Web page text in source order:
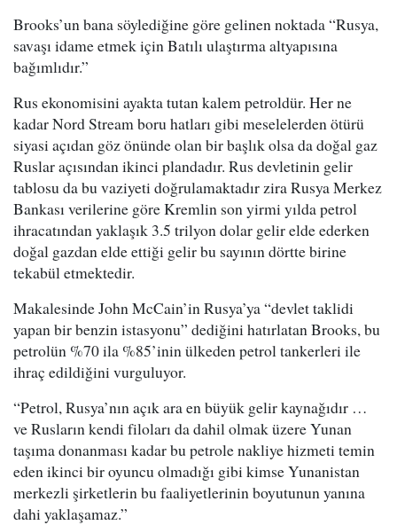
Brooks’un bana söylediğine göre gelinen noktada “Rusya,
savaşı idame etmek için Batılı ulaştırma altyapısına
bağımlıdır.”
Rus ekonomisini ayakta tutan kalem petroldür. Her ne
kadar Nord Stream boru hatları gibi meselelerden ötürü
siyasi açıdan göz önünde olan bir başlık olsa da doğal gaz
Ruslar açısından ikinci plandadır. Rus devletinin gelir
tablosu da bu vaziyeti doğrulamaktadır zira Rusya Merkez
Bankası verilerine göre Kremlin son yirmi yılda petrol
ihracatından yaklaşık 3.5 trilyon dolar gelir elde ederken
doğal gazdan elde ettiği gelir bu sayının dörtte birine
tekabül etmektedir.
Makalesinde John McCain’in Rusya’ya “devlet taklidi
yapan bir benzin istasyonu” dediğini hatırlatan Brooks, bu
petrolün %70 ila %85’inin ülkeden petrol tankerleri ile
ihraç edildiğini vurguluyor.
“Petrol, Rusya’nın açık ara en büyük gelir kaynağıdır …
ve Rusların kendi filoları da dahil olmak üzere Yunan
taşıma donanması kadar bu petrole nakliye hizmeti temin
eden ikinci bir oyuncu olmadığı gibi kimse Yunanistan
merkezli şirketlerin bu faaliyetlerinin boyutunun yanına
dahi yaklaşamaz.”